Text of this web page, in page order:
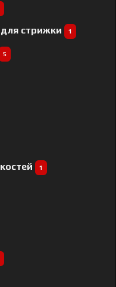
стрижки 1
5
1